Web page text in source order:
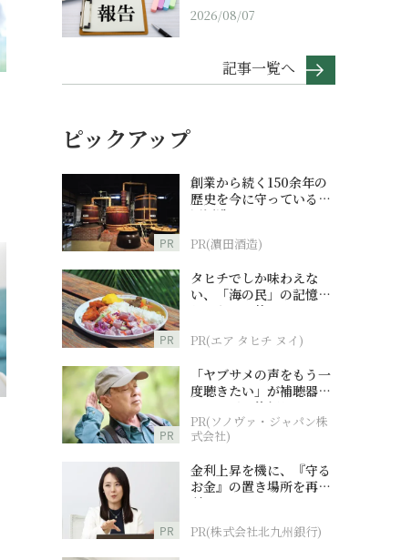
2026/08/07
記事一覧へ
ピックアップ
PR
創業から続く150余年の
歴史を今に守っている濵
田酒造
PR(濵田酒造)
PR
タヒチでしか味わえな
い、「海の民」の記憶へ
とつながる旅
PR(エア タヒチ ヌイ)
PR
「ヤブサメの声をもう一
度聴きたい」が補聴器チ
ャレンジの後押しに
PR(ソノヴァ・ジャパン株
式会社)
PR
金利上昇を機に、『守る
お金』の置き場所を再検
討
PR(株式会社北九州銀行)